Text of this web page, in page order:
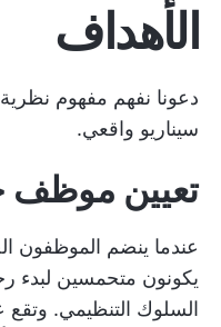
الأهداف
دعونا نفهم مفهوم
سيناريو واقعي.
تعيين موظف
عندما ينضم الموظفون
يكونون متحمسين لبدء
السلوك التنظيمي.